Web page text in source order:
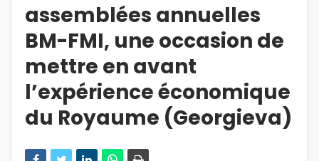
assemblées annuelles
BM-FMI, une occasion de
mettre en avant
l’expérience économique
du Royaume (Georgieva)